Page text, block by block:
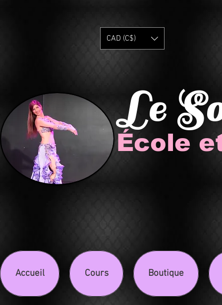
CAD (C$)
Le
École
Accueil Cours Boutique